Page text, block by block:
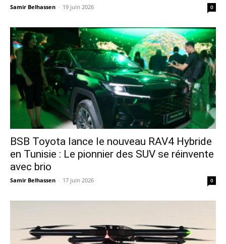
Samir Belhassen - 19 juin 2026 0
​BSB Toyota lance le nouveau RAV4 Hybride
en Tunisie : Le pionnier des SUV se réinvente
avec brio
Samir Belhassen - 17 juin 2026 0